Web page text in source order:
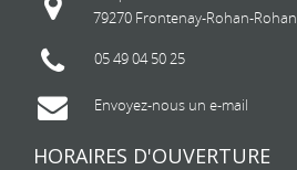
79270 Frontenay-Rohan-Rohan
05 49 04 50 25
Envoyez-nous un e-mail
HORAIRES D'OUVERTURE